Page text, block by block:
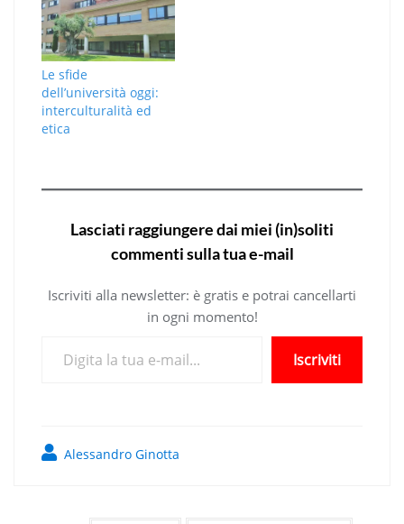
Le sfide
dell’università oggi:
interculturalità ed
etica
Lasciati raggiungere dai miei (in)soliti
commenti sulla tua e-mail
Iscriviti alla newsletter: è gratis e potrai cancellarti
in ogni momento!
Iscriviti
Alessandro Ginotta